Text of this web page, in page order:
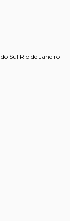
Sul Rio de Janeiro